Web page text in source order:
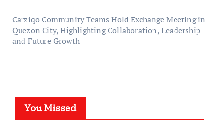
Carziqo Community Teams Hold Exchange Meeting in
Quezon City, Highlighting Collaboration, Leadership
and Future Growth
You Missed